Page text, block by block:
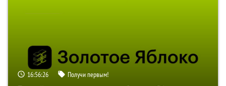
16:56:25 Получи первым!